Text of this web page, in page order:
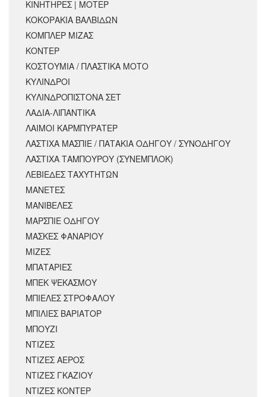
ΚΙΝΗΤΗΡΕΣ | ΜΟΤΕΡ
ΚΟΚΟΡΑΚΙΑ ΒΑΛΒΙΔΩΝ
ΚΟΜΠΛΕΡ ΜΙΖΑΣ
ΚΟΝΤΕΡ
ΚΟΣΤΟΥΜΙΑ / ΠΛΑΣΤΙΚΑ ΜΟΤΟ
ΚΥΛΙΝΔΡΟΙ
ΚΥΛΙΝΔΡΟΠΙΣΤΟΝΑ ΣΕΤ
ΛΑΔΙΑ-ΛΙΠΑΝΤΙΚΑ
ΛΑΙΜΟΙ ΚΑΡΜΠΥΡΑΤΕΡ
ΛΑΣΤΙΧΑ ΜΑΣΠΙΕ / ΠΑΤΑΚΙΑ ΟΔΗΓΟΥ / ΣΥΝΟΔΗΓΟΥ
ΛΑΣΤΙΧΑ ΤΑΜΠΟΥΡΟΥ (ΣΥΝΕΜΠΛΟΚ)
ΛΕΒΙΕΔΕΣ ΤΑΧΥΤΗΤΩΝ
ΜΑΝΕΤΕΣ
ΜΑΝΙΒΕΛΕΣ
ΜΑΡΣΠΙΕ ΟΔΗΓΟΥ
ΜΑΣΚΕΣ ΦΑΝΑΡΙΟΥ
ΜΙΖΕΣ
ΜΠΑΤΑΡΙΕΣ
ΜΠΕΚ ΨΕΚΑΣΜΟΥ
ΜΠΙΕΛΕΣ ΣΤΡΟΦΑΛΟΥ
ΜΠΙΛΙΕΣ ΒΑΡΙΑΤΟΡ
ΜΠΟΥΖΙ
ΝΤΙΖΕΣ
ΝΤΙΖΕΣ ΑΕΡΟΣ
ΝΤΙΖΕΣ ΓΚΑΖΙΟΥ
ΝΤΙΖΕΣ ΚΟΝΤΕΡ